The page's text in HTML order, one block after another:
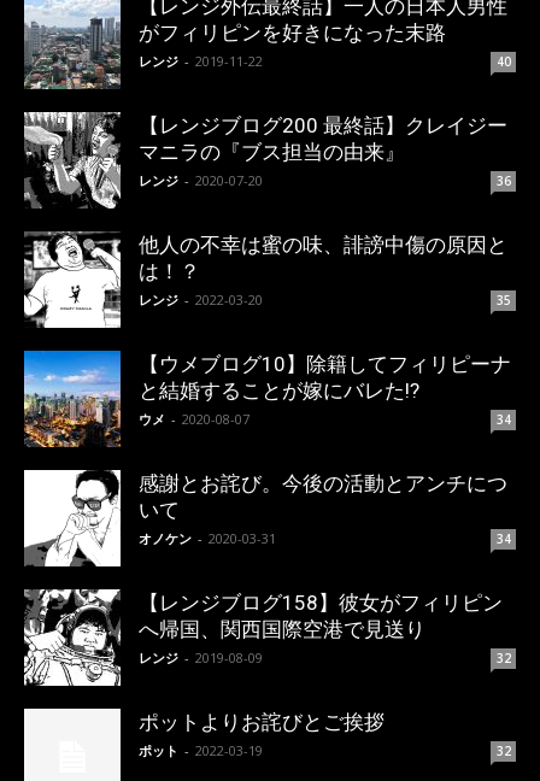
【レンジ外伝最終話】一人の日本人男性
がフィリピンを好きになった末路
レンジ - 2019-11-22 40
【レンジブログ200 最終話】クレイジー
マニラの『ブス担当の由来』
レンジ - 2020-07-20 36
他人の不幸は蜜の味、誹謗中傷の原因と
は！？
レンジ - 2022-03-20 35
【ウメブログ10】除籍してフィリピーナ
と結婚することが嫁にバレた!?
ウメ - 2020-08-07 34
感謝とお詫び。今後の活動とアンチにつ
いて
オノケン - 2020-03-31 34
【レンジブログ158】彼女がフィリピン
へ帰国、関西国際空港で見送り
レンジ - 2019-08-09 32
ポットよりお詫びとご挨拶
ポット - 2022-03-19 32